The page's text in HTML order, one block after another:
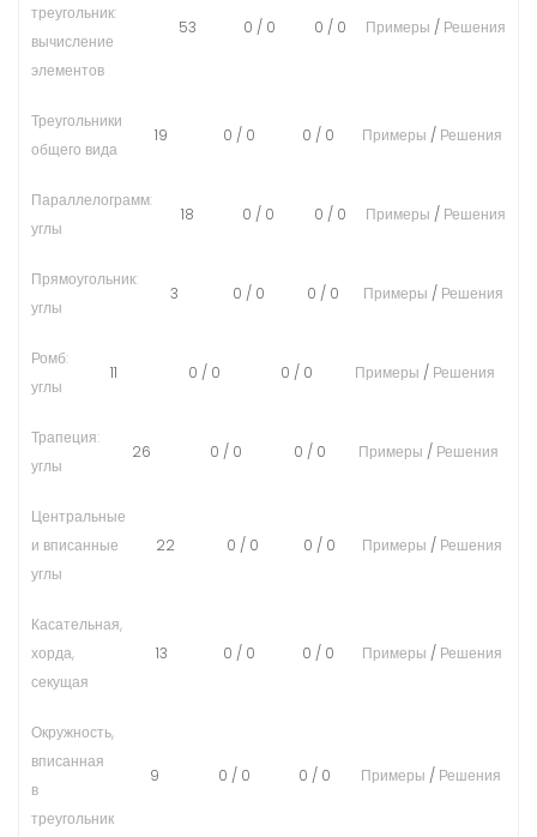
треугольник:
вычисление
элементов
53 0 / 0 0 / 0 Примеры / Решения
Треугольники
общего вида
19 0 / 0 0 / 0 Примеры / Решения
Параллелограмм:
углы
18 0 / 0 0 / 0 Примеры / Решения
Прямоугольник:
углы
3 0 / 0 0 / 0 Примеры / Решения
Ромб:
углы
11 0 / 0 0 / 0 Примеры / Решения
Трапеция:
углы
26 0 / 0 0 / 0 Примеры / Решения
Центральные
и вписанные
углы
22 0 / 0 0 / 0 Примеры / Решения
Касательная,
хорда,
секущая
13 0 / 0 0 / 0 Примеры / Решения
Окружность,
вписанная
в
треугольник
9 0 / 0 0 / 0 Примеры / Решения